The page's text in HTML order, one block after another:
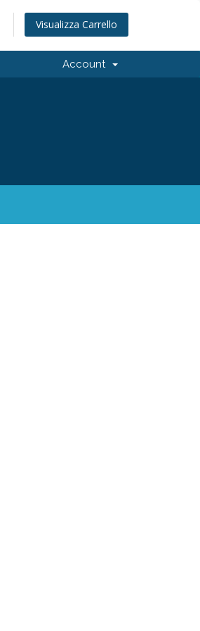
Visualizza Carrello
Account